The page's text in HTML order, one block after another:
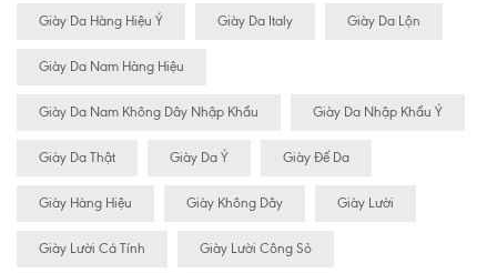
Giày Da Hàng Hiệu Ý Giày Da Italy Giày Da Lộn
Giày Da Nam Hàng Hiệu
Giày Da Nam Không Dây Nhập Khẩu Giày Da Nhập Khẩu Ý
Giày Da Thật Giày Da Ý Giày Đế Da
Giày Hàng Hiệu Giày Không Dây Giày Lười
Giày Lười Cá Tính Giày Lười Công Sỏ